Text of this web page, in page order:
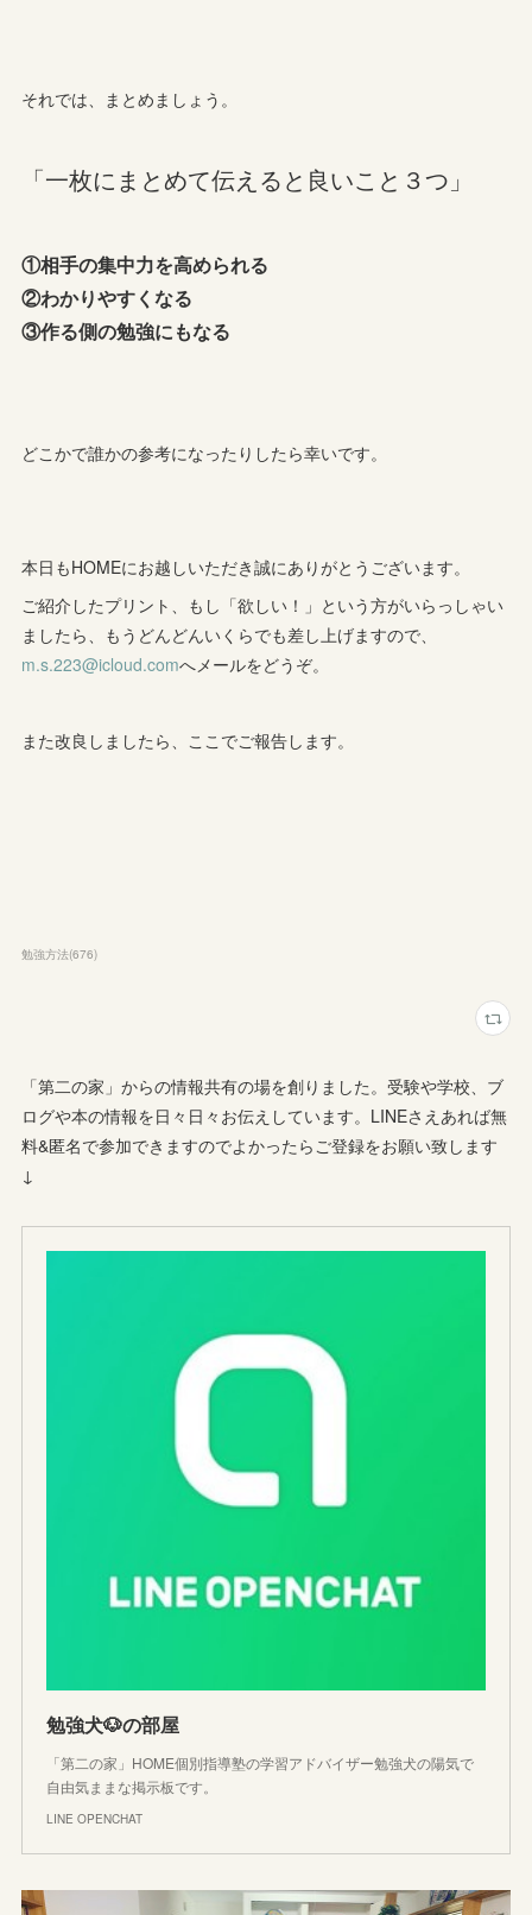
それでは、まとめましょう。
「一枚にまとめて伝えると良いこと３つ」
①相手の集中力を高められる
②わかりやすくなる
③作る側の勉強にもなる
どこかで誰かの参考になったりしたら幸いです。
本日もHOMEにお越しいただき誠にありがとうございます。
ご紹介したプリント、もし「欲しい！」という方がいらっしゃい
ましたら、もうどんどんいくらでも差し上げますので、
m.s.223@icloud.comへメールをどうぞ。
また改良しましたら、ここでご報告します。
勉強方法(676)
「第二の家」からの情報共有の場を創りました。受験や学校、ブ
ログや本の情報を日々日々お伝えしています。LINEさえあれば無
料&匿名で参加できますのでよかったらご登録をお願い致します
↓
勉強犬🐶の部屋
「第二の家」HOME個別指導塾の学習アドバイザー勉強犬の陽気で
自由気ままな掲示板です。
LINE OPENCHAT